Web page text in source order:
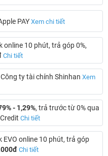
PAY Xem chi tiết
online 10 phút, trả góp 0%,
Chi tiết
ty tài chính Shinhan Xem
- 1,29%, trả trước từ 0% qua
Chi tiết
EVO online 10 phút, trả góp
Chi tiết